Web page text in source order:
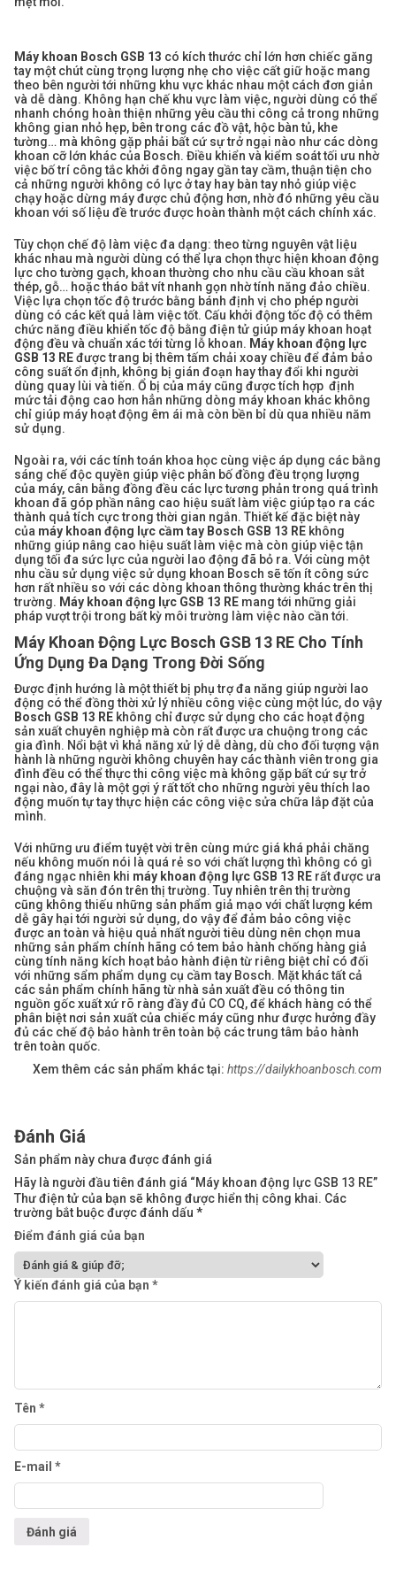
Máy khoan Bosch GSB 13 có kích thước chỉ lớn hơn chiếc găng
tay một chút cùng trọng lượng nhẹ cho việc cất giữ hoặc mang
theo bên người tới những khu vực khác nhau một cách đơn giản
và dễ dàng. Không hạn chế khu vực làm việc, người dùng có thể
nhanh chóng hoàn thiện những yêu cầu thi công cả trong những
không gian nhỏ hẹp, bên trong các đồ vật, hộc bàn tủ, khe
tường… mà không gặp phải bất cứ sự trở ngại nào như các dòng
khoan cỡ lớn khác của Bosch. Điều khiển và kiểm soát tối ưu nhờ
việc bố trí công tắc khởi đông ngay gần tay cầm, thuận tiện cho
cả những người không có lực ở tay hay bàn tay nhỏ giúp việc
chạy hoặc dừng máy được chủ động hơn, nhờ đó những yêu cầu
khoan với số liệu đề trước được hoàn thành một cách chính xác.
Tùy chọn chế độ làm việc đa dạng: theo từng nguyên vật liệu
khác nhau mà người dùng có thể lựa chọn thực hiện khoan động
lực cho tường gạch, khoan thường cho nhu cầu cầu khoan sắt
thép, gỗ… hoặc tháo bắt vít nhanh gọn nhờ tính năng đảo chiều.
Việc lựa chọn tốc độ trước bằng bánh định vị cho phép người
dùng có các kết quả làm việc tốt. Cấu khởi động tốc độ có thêm
chức năng điều khiển tốc độ bằng điện tử giúp máy khoan hoạt
động đều và chuẩn xác tới từng lỗ khoan. Máy khoan động lực
GSB 13 REđược trang bị thêm tấm chải xoay chiều để đảm bảo
công suất ổn định, không bị gián đoạn hay thay đổi khi người
dùng quay lùi và tiến. Ổ bị của máy cũng được tích hợp định
mức tải động cao hơn hẳn những dòng máy khoan khác không
chỉ giúp máy hoạt động êm ái mà còn bền bỉ dù qua nhiều năm
sử dụng.
Ngoài ra, với các tính toán khoa học cùng việc áp dụng các bằng
sáng chế độc quyền giúp việc phân bố đồng đều trọng lượng
của máy, cân bằng đồng đều các lực tương phản trong quá trình
khoan đã góp phần nâng cao hiệu suất làm việc giúp tạo ra các
thành quả tích cực trong thời gian ngắn. Thiết kế đặc biệt này
của máy khoan động lực cầm tay Bosch GSB 13 RE không
những giúp nâng cao hiệu suất làm việc mà còn giúp việc tận
dụng tối đa sức lực của người lao động đã bỏ ra. Với cùng một
nhu cầu sử dụng việc sử dụng khoan Bosch sẽ tốn ít công sức
hơn rất nhiều so với các dòng khoan thông thường khác trên thị
trường. Máy khoan động lực GSB 13 RE mang tới những giải
pháp vượt trội trong bất kỳ môi trường làm việc nào cần tới.
Máy Khoan Động Lực Bosch GSB 13 RE Cho Tính
Ứng Dụng Đa Dạng Trong Đời Sống
Được định hướng là một thiết bị phụ trợ đa năng giúp người lao
động có thể đồng thời xử lý nhiều công việc cùng một lúc, do vậy
Bosch GSB 13 RE không chỉ được sử dụng cho các hoạt động
sản xuất chuyên nghiệp mà còn rất được ưa chuộng trong các
gia đình. Nổi bật vì khả năng xử lý dễ dàng, dù cho đối tượng vận
hành là những người không chuyên hay các thành viên trong gia
đình đều có thể thực thi công việc mà không gặp bất cứ sự trở
ngại nào, đây là một gợi ý rất tốt cho những người yêu thích lao
động muốn tự tay thực hiện các công việc sửa chữa lắp đặt của
mình.
Với những ưu điểm tuyệt vời trên cùng mức giá khá phải chăng
nếu không muốn nói là quá rẻ so với chất lượng thì không có gì
đáng ngạc nhiên khi máy khoan động lực GSB 13 RE rất được ưa
chuộng và săn đón trên thị trường. Tuy nhiên trên thị trường
cũng không thiếu những sản phẩm giả mạo với chất lượng kém
dễ gây hại tới người sử dụng, do vậy để đảm bảo công việc
được an toàn và hiệu quả nhất người tiêu dùng nên chọn mua
những sản phẩm chính hãng có tem bảo hành chống hàng giả
cùng tính năng kích hoạt bảo hành điện từ riêng biệt chỉ có đối
với những sẩm phẩm dụng cụ cầm tay Bosch. Mặt khác tất cả
các sản phẩm chính hãng từ nhà sản xuất đều có thông tin
nguồn gốc xuất xứ rõ ràng đầy đủ CO CQ, để khách hàng có thể
phân biệt nơi sản xuất của chiếc máy cũng như được hưởng đầy
đủ các chế độ bảo hành trên toàn bộ các trung tâm bảo hành
trên toàn quốc.
Xem thêm các sản phẩm khác tại: https://dailykhoanbosch.com
Đánh Giá
Sản phẩm này chưa được đánh giá
Hãy là người đầu tiên đánh giá “Máy khoan động lực GSB 13 RE”
Thư điện tử của bạn sẽ không được hiển thị công khai. Các
trường bắt buộc được đánh dấu *
Điểm đánh giá của bạn
Ý kiến đánh giá của bạn *
Tên *
E-mail *